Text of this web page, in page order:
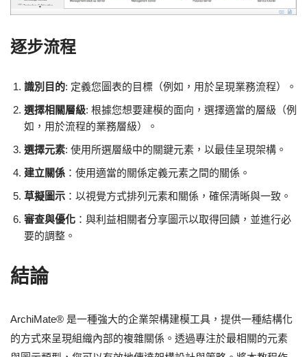
逐步流程
識別目的: 定義您圖表的目標（例如，用於呈現業務流程）。
選擇相關層級: 根據您想要建模的面向，選擇適當的層級（例
如，用於流程的業務層級）。
選擇元素: 使用所選層級中的關鍵元素，以最佳呈現架構。
建立關係 ：使用適當的關係定義元素之間的關係。
草擬圖示 ：以視覺方式排列元素和關係，確保清晰與一致。
審查與優化 ：與利益相關者分享圖示以取得回饋，並進行必
要的調整。
結論
ArchiMate® 是一種強大的企業架構建模工具，提供一種結構化
的方式來呈現組織內部的複雜關係。透過專注於最相關的元素